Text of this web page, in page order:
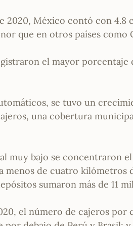
2020, México contó con 4.8
que en otros países como
el mayor
se tuvo un
una cobertura
muy bajo se concentraron
menos de cuatro kilómetros
sumaron más de 11
el número de cajeros por